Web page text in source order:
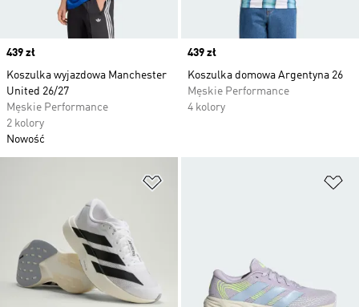
Price
439 zł
Koszulka wyjazdowa Manchester
United 26/27
Męskie Performance
2 kolory
Nowość
Price
439 zł
Koszulka domowa Argentyna 26
Męskie Performance
4 kolory